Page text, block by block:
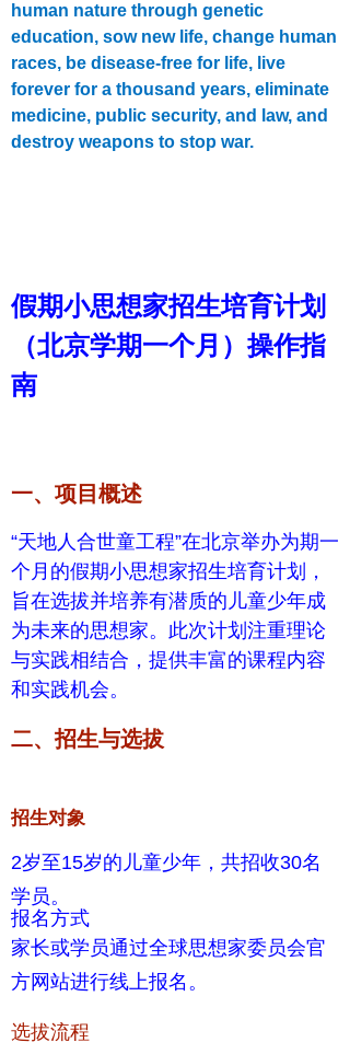
human nature through genetic
education, sow new life, change human
races, be disease-free for life, live
forever for a thousand years, eliminate
medicine, public security, and law, and
destroy weapons to stop war.
假期小思想家招生培育计划
（北京学期一个月）操作指
南
一、项目概述
“天地人合世童工程”在北京举办为期一
个月的假期小思想家招生培育计划，
旨在选拔并培养有潜质的儿童少年成
为未来的思想家。此次计划注重理论
与实践相结合，提供丰富的课程内容
和实践机会。
二、招生与选拔
招生对象
2岁至15岁的儿童少年，共招收30名
学员。
报名方式
家长或学员通过全球思想家委员会官
方网站进行线上报名。
选拔流程